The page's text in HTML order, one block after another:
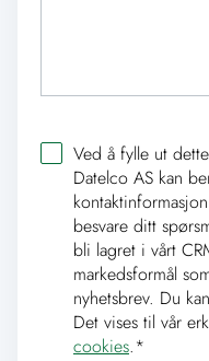
Ved å fylle ut
Datelco AS kan
besvare ditt
bli lagret i vårt
markedsformål
nyhetsbrev. Du
Det vises til vår
cookies.*